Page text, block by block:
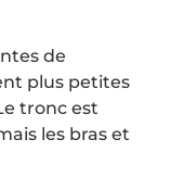
de
plus petites
tronc est
les bras et